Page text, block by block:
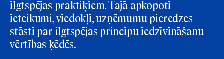
ilgtspējas praktiķiem. Tajā apkopoti
ieteikumi, viedokļi, uzņēmumu pieredzes
stāsti par ilgtspējas principu iedzīvināšanu
vērtības ķēdēs.